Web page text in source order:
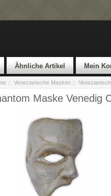
Ähnliche Artikel Mein
:: Venezianische Masken::
Maske Venedig